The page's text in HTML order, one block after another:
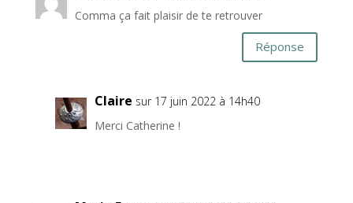
Comma ça fait plaisir de te retrouver
Réponse
Claire sur 17 juin 2022 à 14h40
Merci Catherine !